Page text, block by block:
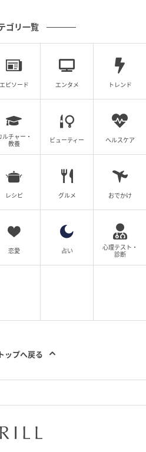
ットを味わうランチタ
円）は、スイスチーズの王様と称される
卵の組み合わせ。ガレットにのせると水
シュグリーンは別添えで提供
ゴクガレット）」へ。フラ
たご夫婦が営むこちらのお
％の生地や、ナチュラル
まなガレットを食べ歩き、
案したレシピや選りすぐり
レットを提供しています。
ゴリ一覧
エピソード エンタメ トレンド
ルチャー・
教養
ビューティー ヘルスケア
レシピ グルメ おでかけ
恋愛 占い
心理テスト・
診断
ップへ戻る